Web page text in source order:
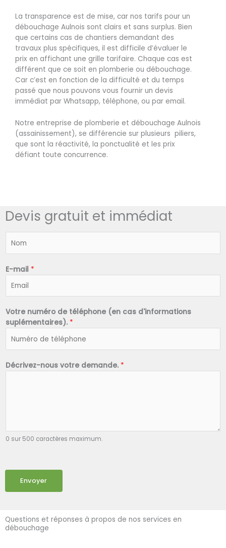
La transparence est de mise, car nos tarifs pour un
débouchage Aulnois sont clairs et sans surplus. Bien
que certains cas de chantiers demandant des
travaux plus spécifiques, il est difficile d’évaluer le
prix en affichant une grille tarifaire. Chaque cas est
différent que ce soit en plomberie ou débouchage.
Car c’est en fonction de la difficulté et du temps
passé que nous pouvons vous fournir un devis
immédiat par Whatsapp, téléphone, ou par email.
Notre entreprise de plomberie et débouchage Aulnois
(assainissement), se différencie sur plusieurs piliers,
que sont la réactivité, la ponctualité et les prix
défiant toute concurrence.
Devis gratuit et immédiat
*
E-mail *
Votre numéro de téléphone (en cas d'informations
suplémentaires). *
Décrivez-nous votre demande. *
0 sur 500 caractères maximum.
Envoyer
Questions et réponses à propos de nos services en
débouchage